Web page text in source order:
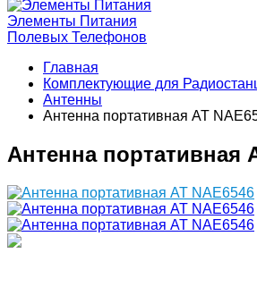
Элементы Питания
Полевых Телефонов
Главная
Комплектующие для
Антенны
Антенна портативная AT
Антенна портативная